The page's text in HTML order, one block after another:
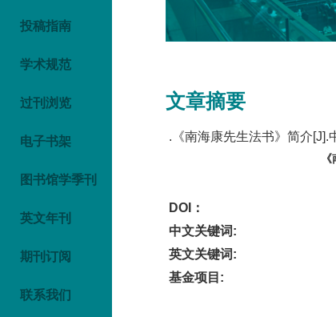
投稿指南
学术规范
过刊浏览
电子书架
图书馆学季刊
英文年刊
期刊订阅
联系我们
文章摘要
.《南海康先生法书》简介[J].
DOI：
中文关键词:
英文关键词:
基金项目 :